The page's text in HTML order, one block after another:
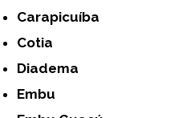
Carapicuíba
Cotia
Diadema
Embu